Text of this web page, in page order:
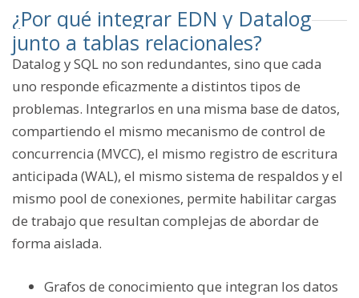
¿Por qué integrar EDN y Datalog
junto a tablas relacionales?
Datalog y SQL no son redundantes, sino que cada
uno responde eficazmente a distintos tipos de
problemas. Integrarlos en una misma base de datos,
compartiendo el mismo mecanismo de control de
concurrencia (MVCC), el mismo registro de escritura
anticipada (WAL), el mismo sistema de respaldos y el
mismo pool de conexiones, permite habilitar cargas
de trabajo que resultan complejas de abordar de
forma aislada.
Grafos de conocimiento que integran los datos